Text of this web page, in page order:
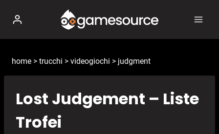
contenuto
home > trucchi > videogiochi > judgment
Lost Judgement – Liste
Trofei